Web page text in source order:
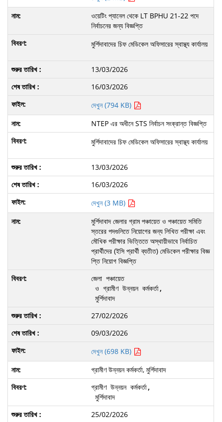
ওয়েটিং প্যানেল থেকে LT BPHU 21-22 পদে
নির্বাচনের জন্য বিজ্ঞপ্তি
মুর্শিদাবাদের চিফ মেডিকেল অফিসারের স্বাস্থ্য কার্যালয়
13/03/2026
16/03/2026
দেখুন (794 KB)
NTEP এর অধীনে STS নির্বাচন সংক্রান্ত বিজ্ঞপ্তি
মুর্শিদাবাদের চিফ মেডিকেল অফিসারের স্বাস্থ্য কার্যালয়
13/03/2026
16/03/2026
দেখুন (3 MB)
মুর্শিদাবাদ জেলার গ্রাম পঞ্চায়েত ও পঞ্চায়েত সমিতি
স্তরের পদগুলিতে নিয়োগের জন্য লিখিত পরীক্ষা এবং
মৌখিক পরীক্ষার ভিত্তিতে অস্থায়ীভাবে নির্বাচিত
প্রার্থীদের (ইসি প্রার্থী ব্যতীত) মেডিকেল পরীক্ষার বিজ্ঞ
প্তি নিয়োগ বিজ্ঞপ্তি
জেলা পঞ্চায়েত
ও গ্রামীণ উন্নয়ন কর্মকর্তা,
মুর্শিদাবাদ
27/02/2026
09/03/2026
দেখুন (698 KB)
গ্রামীণ উন্নয়ন কর্মকর্তা, মুর্শিদাবাদ
গ্রামীণ উন্নয়ন কর্মকর্তা,
মুর্শিদাবাদ
25/02/2026